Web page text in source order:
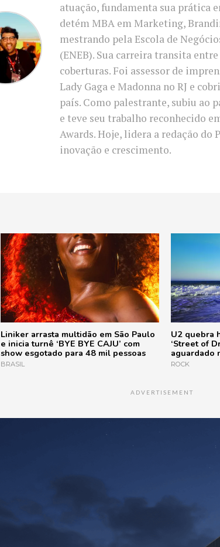
atuação, fundamenta sua prática
detém MBA em Marketing,
mestrando pela Escola de
(ENEB). Sua carreira transita
coberturas. Foi assessor de
Lady Gaga e Madonna no RJ e
país. Como palestrante, subiu ao
e teve seu trabalho reconhecido
Awards. Hoje, lidera a redação do
inovação e crescimento.
Liniker arrasta multidão em São Paulo
e inicia turnê ‘BYE BYE CAJU’ com
show esgotado para 48 mil pessoas
BRASIL
U2 quebra
‘Street of
aguardado
ROCK
ADVERTISEMENT